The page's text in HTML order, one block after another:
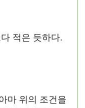
적은 듯하다.
마 위의 조건을